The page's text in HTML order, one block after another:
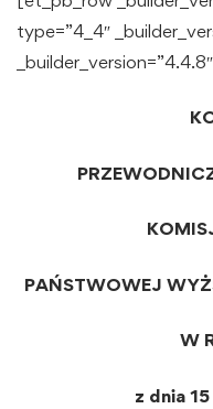
type=”4_4″
PAŃSTWOWEJ
W
z dnia